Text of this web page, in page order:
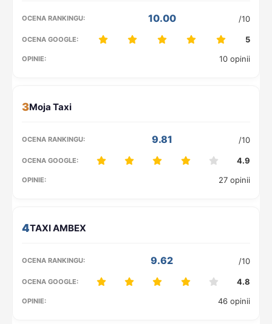
10.00 /10
5
10 opinii
3
9.81 /10
4.9
27 opinii
4
9.62 /10
4.8
46 opinii